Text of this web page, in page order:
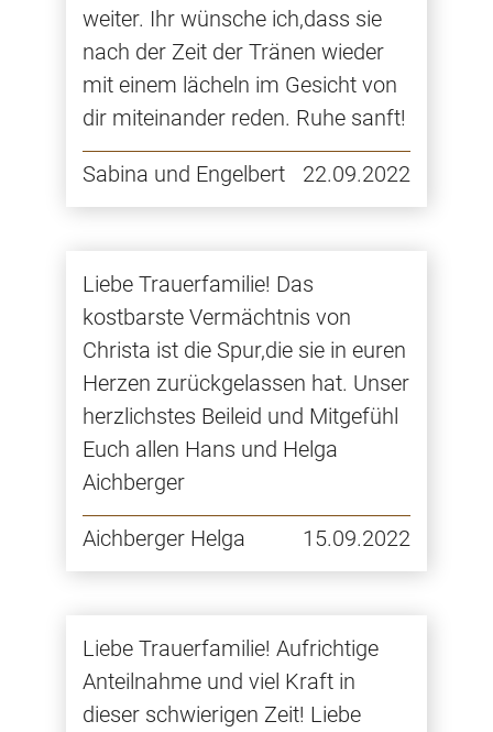
weiter. Ihr wünsche ich,dass sie
nach der Zeit der Tränen wieder
mit einem lächeln im Gesicht von
dir miteinander reden. Ruhe sanft!
Sabina und Engelbert 22.09.2022
Liebe Trauerfamilie! Das
kostbarste Vermächtnis von
Christa ist die Spur,die sie in euren
Herzen zurückgelassen hat. Unser
herzlichstes Beileid und Mitgefühl
Euch allen Hans und Helga
Aichberger
Aichberger Helga 15.09.2022
Liebe Trauerfamilie! Aufrichtige
Anteilnahme und viel Kraft in
dieser schwierigen Zeit! Liebe